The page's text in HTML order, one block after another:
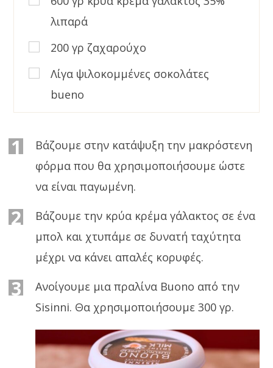
λιπαρά
200 γρ ζαχαρούχο
Λίγα ψιλοκομμένες σοκολάτες
bueno
1
Βάζουμε στην κατάψυξη την μακρόστενη
φόρμα που θα χρησιμοποιήσουμε ώστε
να είναι παγωμένη.
2
Βάζουμε την κρύα κρέμα γάλακτος σε ένα
μπολ και χτυπάμε σε δυνατή ταχύτητα
μέχρι να κάνει απαλές κορυφές.
3
Ανοίγουμε μια πραλίνα Buono από την
Sisinni. Θα χρησιμοποιήσουμε 300 γρ.